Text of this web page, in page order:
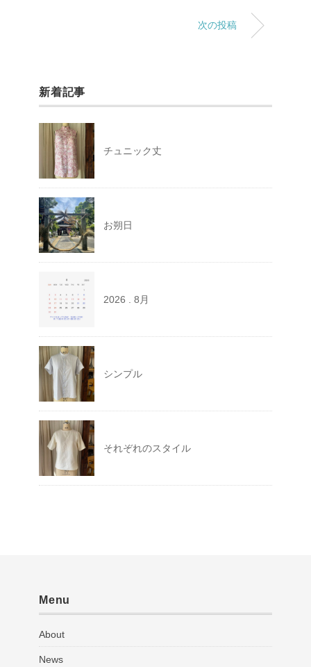
次の投稿
新着記事
チュニック丈
お朔日
2026 . 8月
シンプル
それぞれのスタイル
Menu
About
News